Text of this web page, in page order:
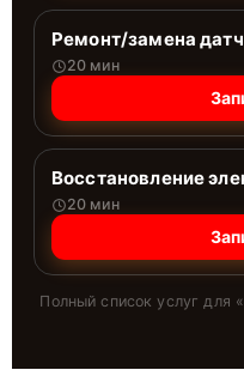
Ремонт/замена
20 мин
Восстановление
20 мин
Полный список услуг для «